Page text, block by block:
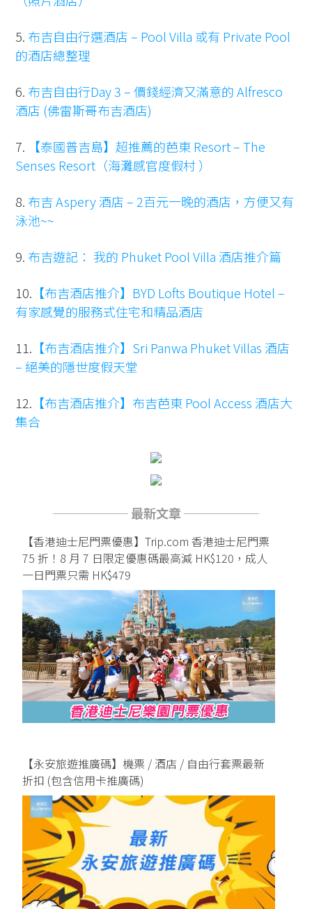
5. 布吉自由行選酒店 – Pool Villa 或有 Private Pool
的酒店總整理
6. 布吉自由行Day 3 – 價錢經濟又滿意的 Alfresco
酒店 (佛雷斯哥布吉酒店)
7.
【泰國普吉島】超推薦的芭東 Resort – The
Senses Resort（海灘感官度假村 ）
8. 布吉 Aspery 酒店 – 2百元一晚的酒店，方便又有
泳池~~
9. 布吉遊記： 我的 Phuket Pool Villa 酒店推介篇
10. 【布吉酒店推介】BYD Lofts Boutique Hotel –
有家感覺的服務式住宅和精品酒店
11. 【布吉酒店推介】Sri Panwa Phuket Villas 酒店
– 絕美的隱世度假天堂
12. 【布吉酒店推介】布吉芭東 Pool Access 酒店大
集合
────── 最新文章 ──────
【香港迪士尼門票優惠】Trip.com 香港迪士尼門票
75 折！8 月 7 日限定優惠碼最高減 HK$120，成人
一日門票只需 HK$479
【永安旅遊推廣碼】機票 / 酒店 / 自由行套票最新
折扣 (包含信用卡推廣碼)